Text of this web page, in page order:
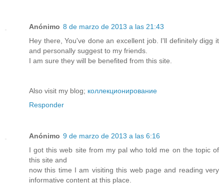
Anónimo 8 de marzo de 2013 a las 21:43
Hey there, You've done an excellent job. I'll definitely digg it
and personally suggest to my friends.
I am sure they will be benefited from this site.
Also visit my blog; коллекционирование
Responder
Anónimo 9 de marzo de 2013 a las 6:16
I got this web site from my pal who told me on the topic of
this site and
now this time I am visiting this web page and reading very
informative content at this place.